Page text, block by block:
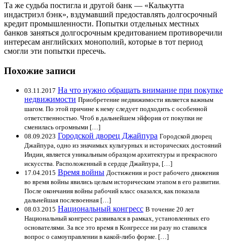
Та же судьба постигла и другой банк — «Калькутта
индастриэл бэнк», вздумавший предоставлять долгосрочный
кредит промышленности. Попытки отдельных местных
банков заняться долгосрочным кредитованием противоречили
интересам английских монополий, которые в тот период
смогли эти попытки пресечь.
Похожие записи
03.11.2017 На что нужно обращать внимание при покупке
недвижимости Приобретение недвижимости является важным
шагом. По этой причине к нему следует подходить с особенной
ответственностью. Чтоб в дальнейшем эйфория от покупки не
сменилась огромными […]
08.09.2023 Городской дворец Джайпура Городской дворец
Джайпура, одно из значимых культурных и исторических достояний
Индии, является уникальным образцом архитектуры и прекрасного
искусства. Расположенный в сердце Джайпура, […]
17.04.2015 Время войны Достижения и рост рабочего движения
во время войны явились целым историческим этапом в его развитии.
После окончания войны рабочий класс оказался, как показала
дальнейшая послевоенная […]
08.03.2015 Национальный конгресс В точение 20 лет
Национальный конгресс развивался в рамках, установленных его
основателями. За все это время в Конгрессе ни разу но ставился
вопрос о самоуправлении в какой-либо форме. […]